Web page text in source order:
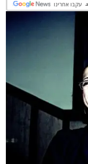
עקבו אחרינו